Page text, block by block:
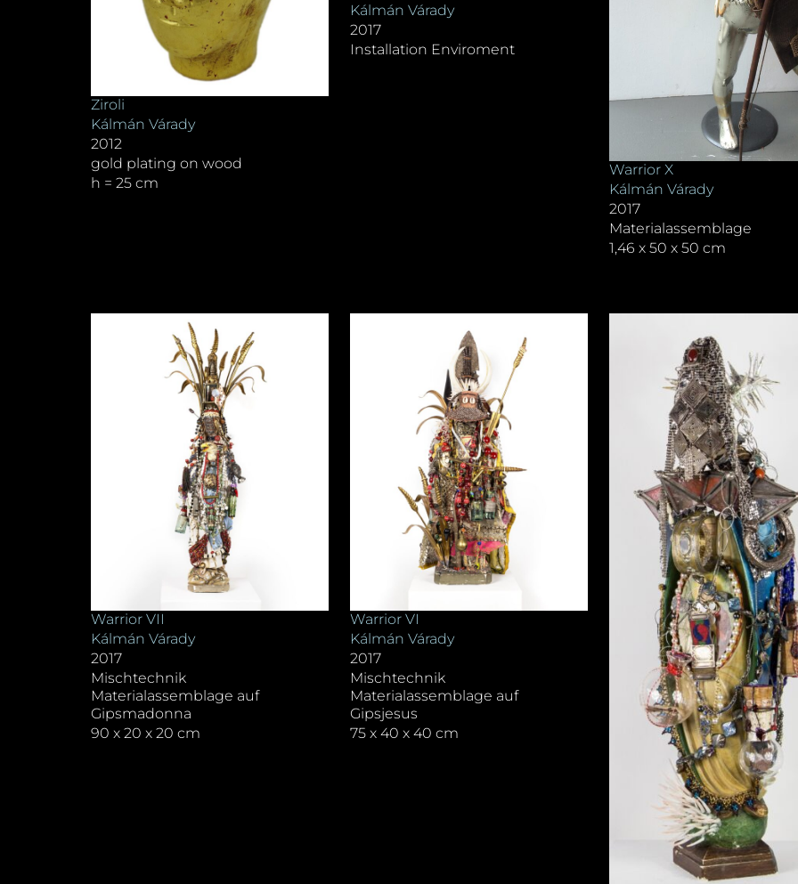
Ziroli
Kálmán Várady
2012
gold plating on wood
h = 25 cm
Kálmán Várady
2017
Installation Enviroment
Warrior X
Kálmán Várady
2017
Materialassemblage
1,46 x 50 x 50 cm
Warrior VII
Kálmán Várady
2017
Mischtechnik
Materialassemblage auf
Gipsmadonna
90 x 20 x 20 cm
Warrior VI
Kálmán Várady
2017
Mischtechnik
Materialassemblage auf
Gipsjesus
75 x 40 x 40 cm